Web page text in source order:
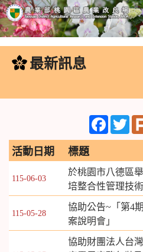
跳
內
最新訊息
活動日期 標題
115-06-03
於桃園市八德區
培整合性管理技
115-05-28
協助公告~「第4
案說明會」
協助財團法人台